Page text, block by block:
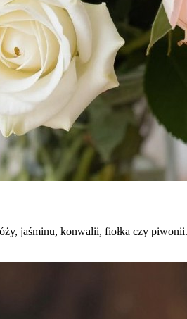
jaśminu, konwalii, fiołka czy